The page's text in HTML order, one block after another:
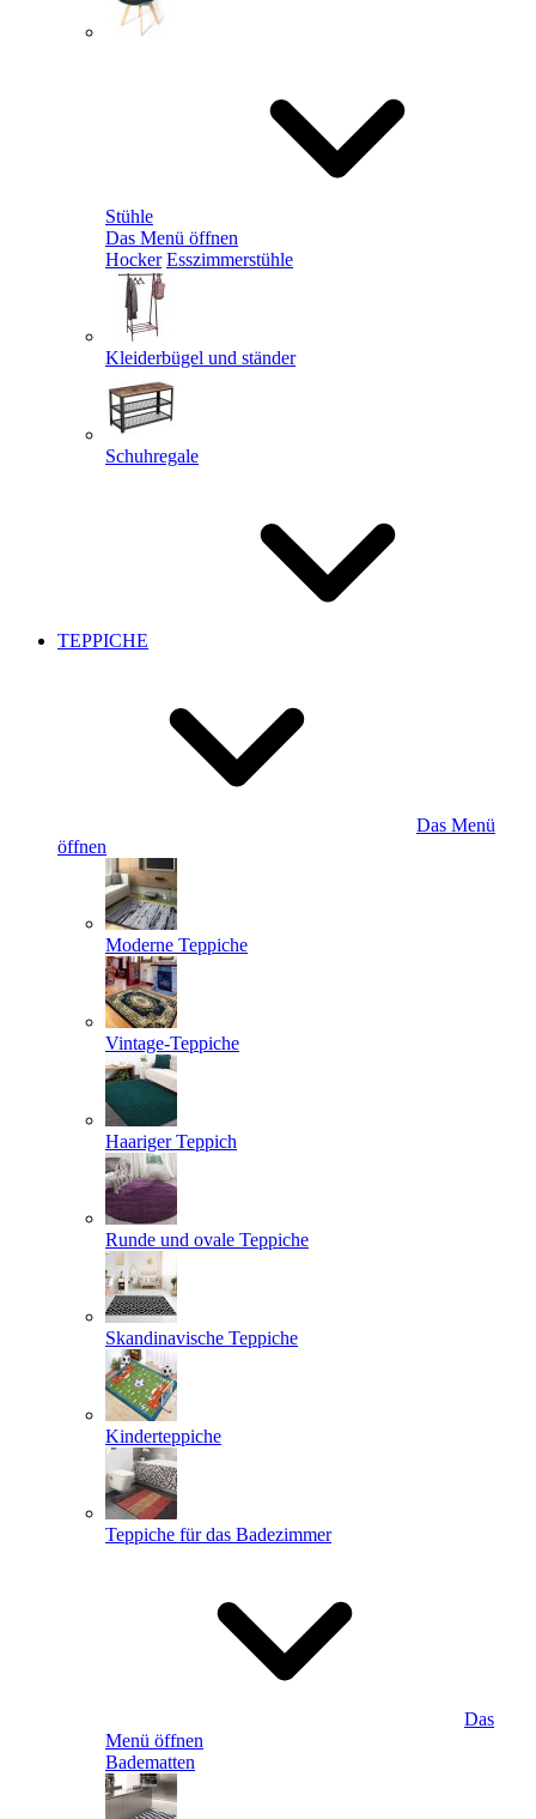
Stühle
Das Menü öffnen
Hocker Esszimmerstühle
Kleiderbügel und ständer
Schuhregale
TEPPICHE
Das Menü
öffnen
Moderne Teppiche
Vintage-Teppiche
Haariger Teppich
Runde und ovale Teppiche
Skandinavische Teppiche
Kinderteppiche
Teppiche für das Badezimmer
Das
Menü öffnen
Badematten